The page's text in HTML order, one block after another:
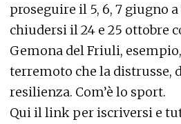
proseguire il 5, 6, 7 giugno
chiudersi il 24 e 25 ottobre
Gemona del Friuli,
terremoto che la distrusse,
resilienza. Com’è lo sport.
Qui il link per iscriversi e